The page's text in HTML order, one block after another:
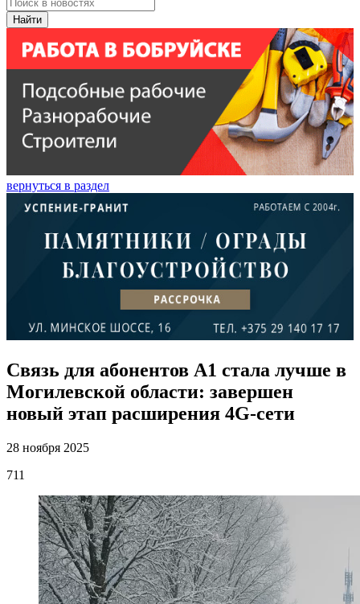
Найти
вернуться в раздел
Связь для абонентов А1 стала лучше в
Могилевской области: завершен
новый этап расширения 4G-сети
28 ноября 2025
711